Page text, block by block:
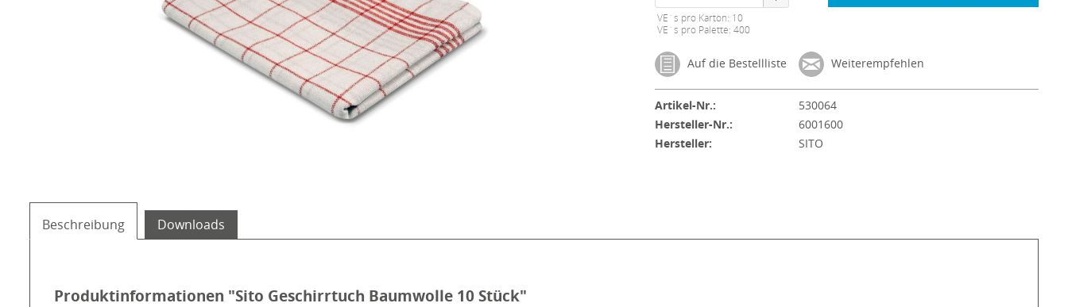
VE´s pro Karton: 10
VE´s pro Palette: 400
Auf die Bestellliste Weiterempfehlen
Artikel-Nr.:
530064
Hersteller-Nr.:
6001600
Hersteller:
SITO
Beschreibung Downloads
Produktinformationen "Sito Geschirrtuch Baumwolle 10 Stück"